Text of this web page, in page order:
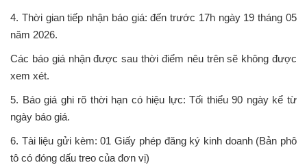
4. Thời gian tiếp nhận báo giá: đến trước 17h ngày 19 tháng 05
năm 2026.
Các báo giá nhận được sau thời điểm nêu trên sẽ không được
xem xét.
5. Báo giá ghi rõ thời hạn có hiệu lực: Tối thiểu 90 ngày kể từ
ngày báo giá.
6. Tài liệu gửi kèm: 01 Giấy phép đăng ký kinh doanh (Bản phô
tô có đóng dấu treo của đơn vị)